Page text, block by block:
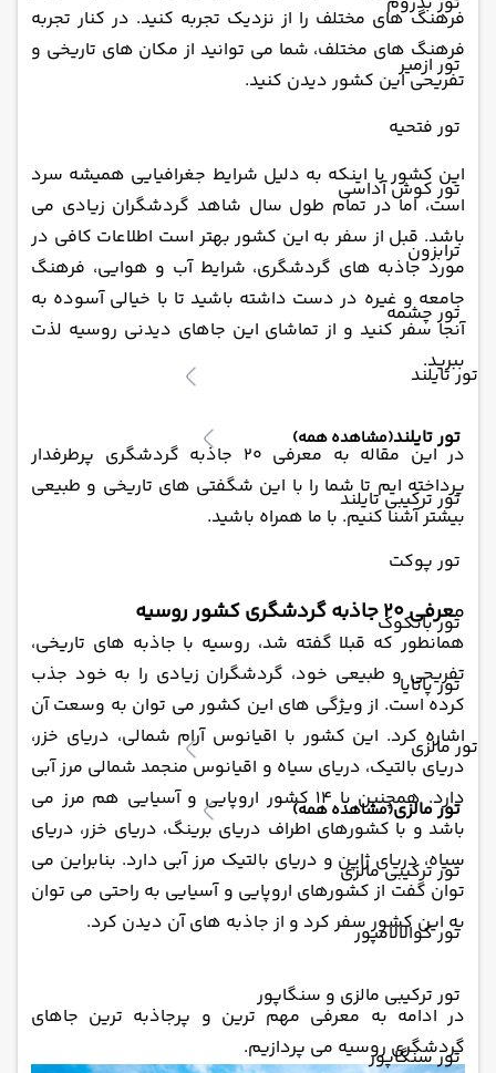
تور ازمیر
تور فتحیه
تور کوش آداسی
ترابزون
تور چشمه
تور تایلند
تور تایلند(مشاهده همه)
تور ترکیبی تایلند
تور پوکت
تور بانکوک
تور پاتایا
تور مالزی
تور مالزی(مشاهده همه)
تور ترکیبی مالزی
تور کوالالامپور
تور ترکیبی مالزی و سنگاپور
تور سنگاپور
فرهنگ ‌های مختلف را از نزدیک تجربه کنید. در کنار تجربه
فرهنگ ‌های مختلف، شما می ‌توانید از مکان ‌های تاریخی و
تفریحی این کشور دیدن کنید.
این کشور با اینکه به دلیل شرایط جغرافیایی همیشه سرد
است، اما در تمام طول سال شاهد گردشگران زیادی می
‌باشد. قبل از سفر به این کشور بهتر است اطلاعات کافی در
مورد جاذبه‌ های گردشگری، شرایط آب و هوایی، فرهنگ
جامعه و غیره در دست داشته باشید تا با خیالی آسوده به
آنجا سفر کنید و از تماشای این جاهای دیدنی روسیه لذت
ببرید.
در این مقاله به معرفی 20 جاذبه گردشگری پرطرفدار
پرداخته ایم تا شما را با این شگفتی ‌های تاریخی و طبیعی
بیشتر آشنا کنیم. با ما همراه باشید.
معرفی 20 جاذبه گردشگری کشور روسیه
همانطور که قبلا گفته شد، روسیه با جاذبه ‌های تاریخی،
تفریحی و طبیعی خود، گردشگران زیادی را به خود جذب
کرده است. از ویژگی‌ های این کشور می‌ توان به وسعت آن
اشاره کرد. این کشور با اقیانوس آرام شمالی، دریای خزر،
دریای بالتیک، دریای سیاه و اقیانوس منجمد شمالی مرز آبی
دارد. همچنین با 14 کشور اروپایی و آسیایی هم مرز می‌
باشد و با کشورهای اطراف دریای برینگ، دریای خزر، دریای
سیاه، دریای ژاپن و دریای بالتیک مرز آبی دارد. بنابراین می
‌توان گفت از کشورهای اروپایی و آسیایی به راحتی می ‌توان
به این کشور سفر کرد و از جاذبه ‌های آن دیدن کرد.
در ادامه به معرفی مهم‌ ترین و پرجاذبه‌ ترین جاهای
گردشگری روسیه می ‌پردازیم.